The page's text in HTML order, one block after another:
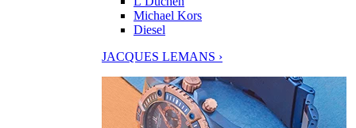
Michael Kors
Diesel
JACQUES LEMANS ›